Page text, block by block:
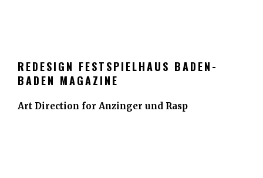
REDESIGN FESTSPIELHAUS BADEN-
BADEN MAGAZINE
Art Direction for Anzinger und Rasp